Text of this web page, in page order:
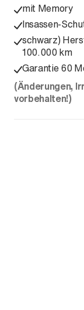
mit Memory
Insassen-
schwarz)
100.000 km
Garantie 60
(Änderungen,
vorbehalten!)